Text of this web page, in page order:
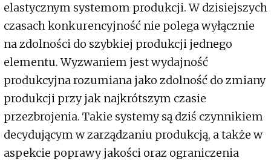
elastycznym systemom produkcji. W dzisiejszych
czasach konkurencyjność nie polega wyłącznie
na zdolności do szybkiej produkcji jednego
elementu. Wyzwaniem jest wydajność
produkcyjna rozumiana jako zdolność do zmiany
produkcji przy jak najkrótszym czasie
przezbrojenia. Takie systemy są dziś czynnikiem
decydującym w zarządzaniu produkcją, a także w
aspekcie poprawy jakości oraz ograniczenia